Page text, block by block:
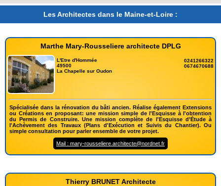
Les Architectes dans le Maine-et-Loire :
Marthe Mary-Rousseliere architecte DPLG
L'Etre d'Hommée
49500
La Chapelle sur Oudon
0241266322
0674670688
Spécialisée dans la rénovation du bâti ancien. Réalise également Extensions
ou Créations en proposant: une mission simple de l'Esquisse à l'obtention
du Permis de Construire. Une mission complète de l'Esquisse d’Étude à
l'Achèvement des Travaux (Plans d'Exécution et Suivis du Chantier). Ou
simple consultation pour parler ensemble de votre projet.
Mail : mary-rousseliere.architecte@nordnet.fr
Thierry BRUNET Architecte